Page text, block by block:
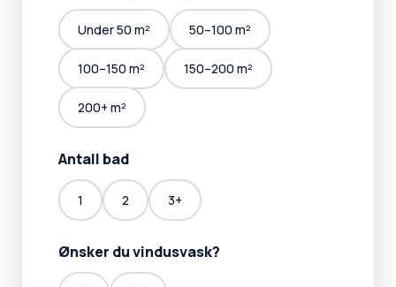
Under 50 m² 50–100 m²
100–150 m² 150–200 m²
200+ m²
Antall bad
1 2 3+
Ønsker du vindusvask?